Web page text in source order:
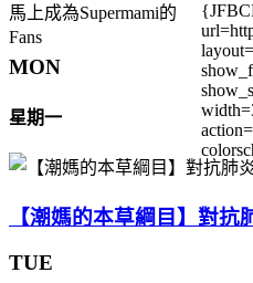
馬上成為Supermami的
Fans
MON
星期一
【潮媽的本草綱目】對抗
TUE